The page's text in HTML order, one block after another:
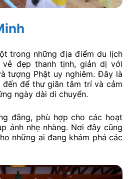
trong những địa điểm du lịch
đẹp thanh tịnh, giản dị với
tượng Phật uy nghiêm. Đây là
đến để thư giãn tâm trí và cảm
ngày dài di chuyển.
đãng, phù hợp cho các hoạt
ảnh nhẹ nhàng. Nơi đây cũng
những ai đang khám phá các